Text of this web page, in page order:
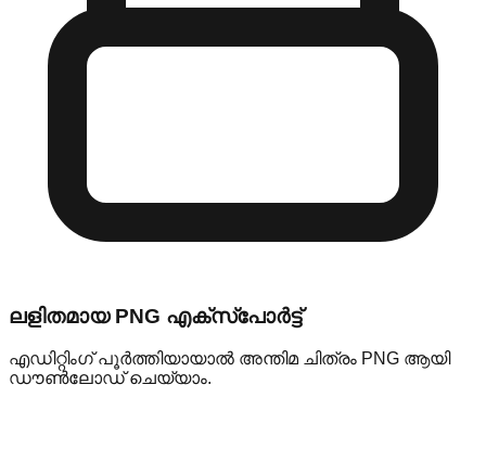
ലളിതമായ PNG എക്സ്പോർട്ട്
എഡിറ്റിംഗ് പൂർത്തിയായാൽ അന്തിമ ചിത്രം PNG ആയി
ഡൗൺലോഡ് ചെയ്യാം.